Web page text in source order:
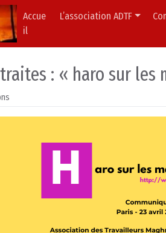
Accue
il
L’association ADTF
: « haro sur les